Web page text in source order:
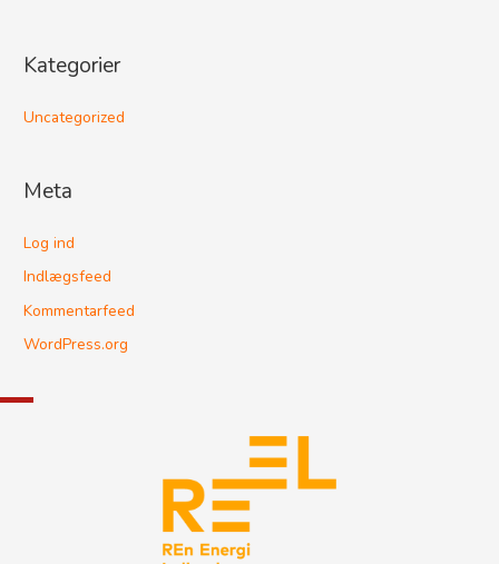
Kategorier
Uncategorized
Meta
Log ind
Indlægsfeed
Kommentarfeed
WordPress.org